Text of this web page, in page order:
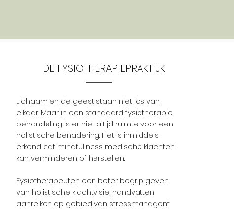
DE FYSIOTHERAPIEPRAKTIJK
Lichaam en de geest staan niet los van
elkaar. Maar in een standaard fysiotherapie
behandeling is er niet altijd ruimte voor een
holistische benadering. Het is inmiddels
erkend dat mindfullness medische klachten
kan verminderen of herstellen.
Fysiotherapeuten een beter begrip geven
van holistische klachtvisie, handvatten
aanreiken op gebied van stressmanagent